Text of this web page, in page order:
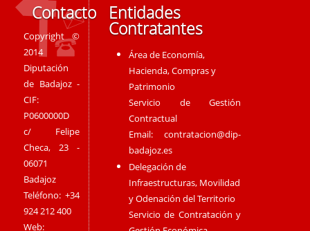
Contacto
Copyright ©
2014
Diputación
de Badajoz -
CIF:
P0600000D
c/ Felipe
Checa, 23 -
06071
Badajoz
Teléfono: +34
924 212 400
Web:
Entidades
Contratantes
Área de Economía,
Hacienda, Compras y
Patrimonio
Servicio de Gestión
Contractual
Email:contratacion@dip-
badajoz.es
Delegación de
Infraestructuras, Movilidad
y Odenación del Territorio
Servicio de Contratación y